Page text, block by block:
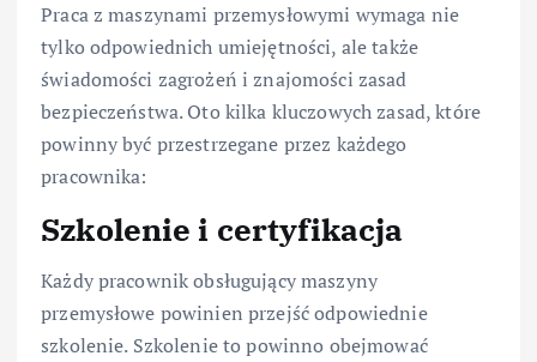
Praca z maszynami przemysłowymi wymaga nie
tylko odpowiednich umiejętności, ale także
świadomości zagrożeń i znajomości zasad
bezpieczeństwa. Oto kilka kluczowych zasad, które
powinny być przestrzegane przez każdego
pracownika:
Szkolenie i certyfikacja
Każdy pracownik obsługujący maszyny
przemysłowe powinien przejść odpowiednie
szkolenie. Szkolenie to powinno obejmować